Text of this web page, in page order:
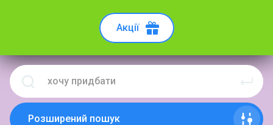
Акції
Розширений пошук